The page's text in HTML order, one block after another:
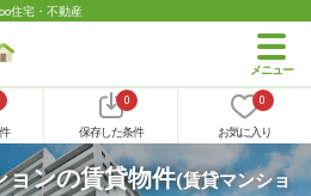
住宅・不動産
0
保存した条件
0
お気に入り
ンの賃貸物件(賃貸マンショ